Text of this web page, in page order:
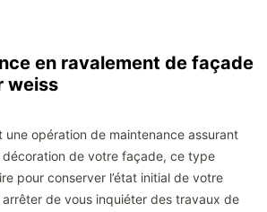
en ravalement de façade
weiss
une opération de maintenance assurant
décoration de votre façade, ce type
pour conserver l’état initial de votre
de vous inquiéter des travaux de